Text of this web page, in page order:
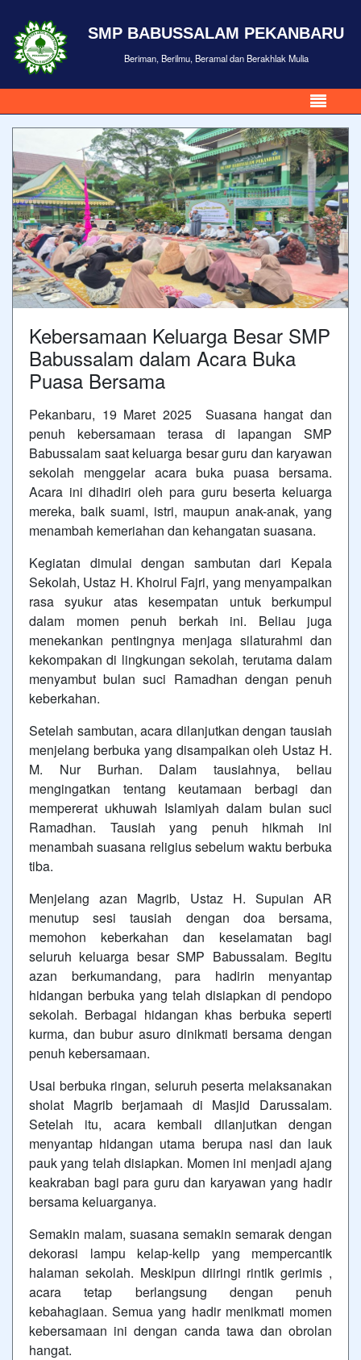
SMP BABUSSALAM PEKANBARU
Beriman, Berilmu, Beramal dan Berakhlak Mulia
Kebersamaan Keluarga Besar SMP
Babussalam dalam Acara Buka
Puasa Bersama
Pekanbaru, 19 Maret 2025 Suasana hangat dan
penuh kebersamaan terasa di lapangan SMP
Babussalam saat keluarga besar guru dan karyawan
sekolah menggelar acara buka puasa bersama.
Acara ini dihadiri oleh para guru beserta keluarga
mereka, baik suami, istri, maupun anak-anak, yang
menambah kemeriahan dan kehangatan suasana.
Kegiatan dimulai dengan sambutan dari Kepala
Sekolah, Ustaz H. Khoirul Fajri, yang menyampaikan
rasa syukur atas kesempatan untuk berkumpul
dalam momen penuh berkah ini. Beliau juga
menekankan pentingnya menjaga silaturahmi dan
kekompakan di lingkungan sekolah, terutama dalam
menyambut bulan suci Ramadhan dengan penuh
keberkahan.
Setelah sambutan, acara dilanjutkan dengan tausiah
menjelang berbuka yang disampaikan oleh Ustaz H.
M. Nur Burhan. Dalam tausiahnya, beliau
mengingatkan tentang keutamaan berbagi dan
mempererat ukhuwah Islamiyah dalam bulan suci
Ramadhan. Tausiah yang penuh hikmah ini
menambah suasana religius sebelum waktu berbuka
tiba.
Menjelang azan Magrib, Ustaz H. Supuian AR
menutup sesi tausiah dengan doa bersama,
memohon keberkahan dan keselamatan bagi
seluruh keluarga besar SMP Babussalam. Begitu
azan berkumandang, para hadirin menyantap
hidangan berbuka yang telah disiapkan di pendopo
sekolah. Berbagai hidangan khas berbuka seperti
kurma, dan bubur asuro dinikmati bersama dengan
penuh kebersamaan.
Usai berbuka ringan, seluruh peserta melaksanakan
sholat Magrib berjamaah di Masjid Darussalam.
Setelah itu, acara kembali dilanjutkan dengan
menyantap hidangan utama berupa nasi dan lauk
pauk yang telah disiapkan. Momen ini menjadi ajang
keakraban bagi para guru dan karyawan yang hadir
bersama keluarganya.
Semakin malam, suasana semakin semarak dengan
dekorasi lampu kelap-kelip yang mempercantik
halaman sekolah. Meskipun diiringi rintik gerimis ,
acara tetap berlangsung dengan penuh
kebahagiaan. Semua yang hadir menikmati momen
kebersamaan ini dengan canda tawa dan obrolan
hangat.